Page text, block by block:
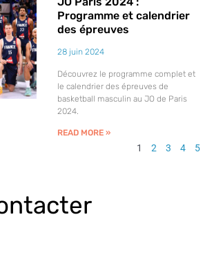
Programme et calendrier
des épreuves
28 juin 2024
Découvrez le programme complet et
le calendrier des épreuves de
basketball masculin au JO de Paris
2024.
READ MORE »
1 2 3 4 5